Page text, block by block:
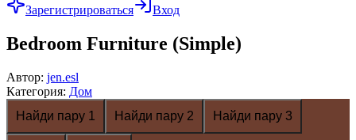
Зарегистрироваться Вход
Bedroom Furniture (Simple)
Автор: jen.esl
Категория: Дом
Найди пару 1
Найди пару 2 Найди пару 3